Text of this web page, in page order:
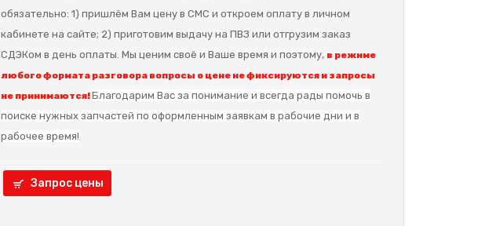
обязательно: 1) пришлём Вам цену в СМС и откроем оплату в личном
кабинете на сайте; 2) приготовим выдачу на ПВЗ или отгрузим заказ
СДЭКом в день оплаты. Мы ценим своё и Ваше время и поэтому, в режиме
любого формата разговора вопросы о цене не фиксируются и запросы
не принимаются!Благодарим Вас за понимание и всегда рады помочь в
поиске нужных запчастей по оформленным заявкам в рабочие дни и в
рабочее время!
Запрос цены